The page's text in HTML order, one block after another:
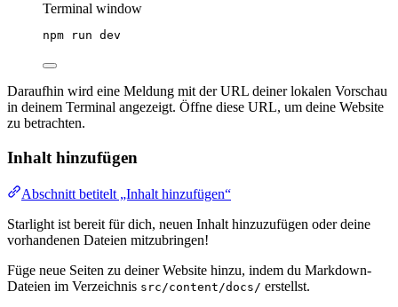
Terminal window
npm run dev
Daraufhin wird eine Meldung mit der URL deiner lokalen Vorschau
in deinem Terminal angezeigt. Öffne diese URL, um deine Website
zu betrachten.
Inhalt hinzufügen
Abschnitt betitelt „Inhalt hinzufügen“
Starlight ist bereit für dich, neuen Inhalt hinzuzufügen oder deine
vorhandenen Dateien mitzubringen!
Füge neue Seiten zu deiner Website hinzu, indem du Markdown-
Dateien im Verzeichnis src/content/docs/ erstellst.